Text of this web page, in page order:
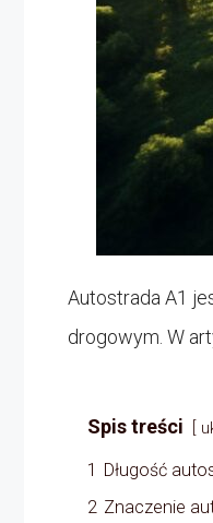
Autostrada A1
drogowym. W
Spis treści
1
Długość
2 Znaczenie